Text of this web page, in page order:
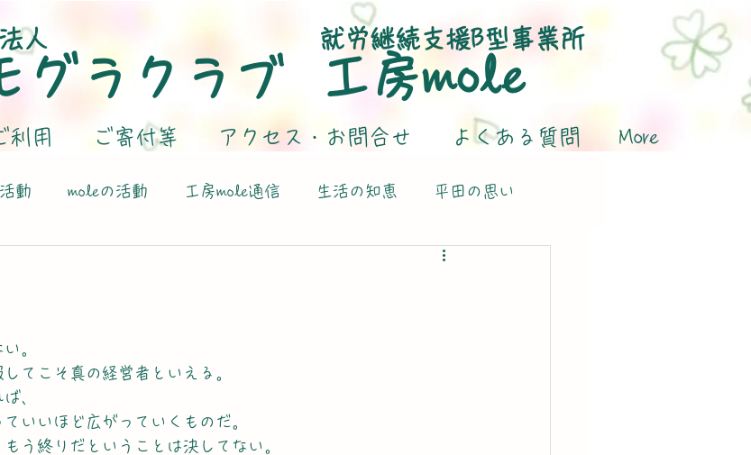
人
グラクラブ
利用 ご寄付等 アクセス・お問合せ よくある質問 More
就労継続支援B型事業所
​工房mole
動 moleの活動 工房mole通信 生活の知恵 平田の思い
。
てこそ真の経営者といえる。
、
いいほど広がっていくものだ。
う終りだということは決してない。